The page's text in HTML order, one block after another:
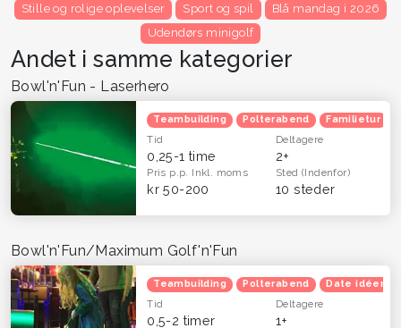
Stille og rolige oplevelser
Sport og spil
Blå mandag i 2026
Udendørs minigolf
Andet i samme kategorier
Bowl'n'Fun - Laserhero
Teambuilding Polterabend Familietur
Tid
0,25-1 time
Deltagere
2+
Pris p.p. Inkl. moms
kr 50-200
Sted(Indenfor)
10 steder
Bowl'n'Fun/Maximum Golf'n'Fun
Teambuilding Polterabend Date idéer
Tid
0,5-2 timer
Deltagere
1+